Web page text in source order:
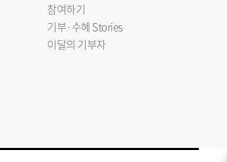
참여하기
기부·수혜 Stories
이달의 기부자